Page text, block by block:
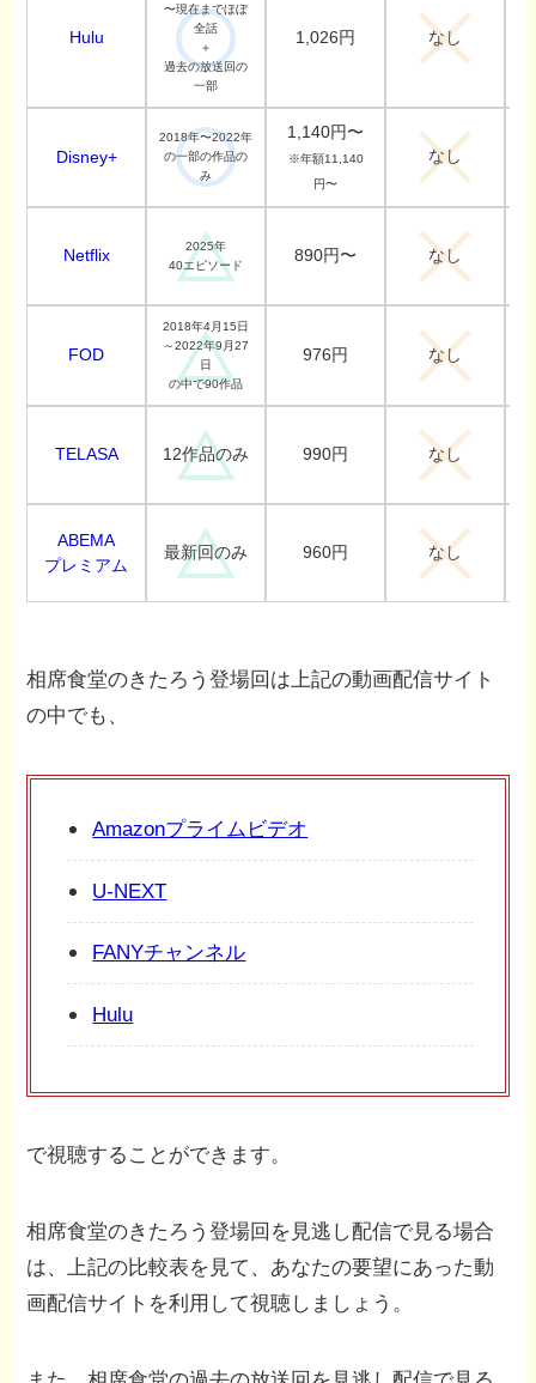
Hulu
〜現在までほぼ
全話
＋
過去の放送回の
一部
1,026円 なし
Disney+
2018年〜2022年
の一部の作品の
み
1,140円〜
※年額11,140
円〜
なし
Netflix
2025年
40エピソード
890円〜 なし
FOD
2018年4月15日
～2022年9月27
日
の中で90作品
976円 なし
TELASA 12作品のみ 990円 なし
ABEMA
プレミアム
最新回のみ 960円 なし
相席食堂のきたろう登場回は上記の動画配信サイト
の中でも、
Amazonプライムビデオ
U-NEXT
FANYチャンネル
Hulu
で視聴することができます。
相席食堂のきたろう登場回を見逃し配信で見る場合
は、上記の比較表を見て、あなたの要望にあった動
画配信サイトを利用して視聴しましょう。